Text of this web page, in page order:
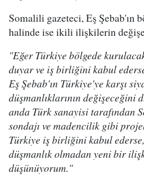
Somalili gazeteci, Eş Şebab'ın
halinde ise ikili ilişkilerin
"Eğer Türkiye bölgede
duyar ve iş birliğini kabul
Eş Şebab'ın Türkiye'ye karşı
düşmanlıklarının değişeceğini
anda Türk sanayisi tarafından
sondajı ve madencilik gibi
Türkiye iş birliğini kabul
düşmanlık olmadan yeni bir
düşünüyorum."